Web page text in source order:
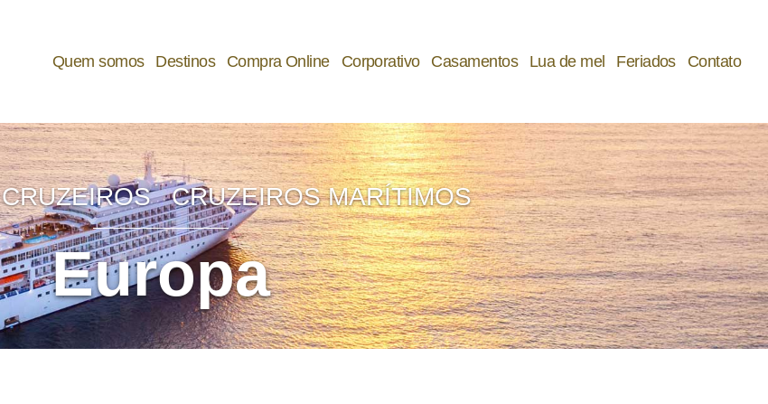
Quem somos Destinos Compra Online Corporativo Casamentos Lua de mel Feriados Contato
CRUZEIROS CRUZEIROS MARÍTIMOS
Europa